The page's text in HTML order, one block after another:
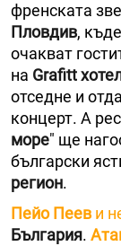
френската
Пловдив,
очакват
на Grafitt
отседне и
концерт. А
море" ще
български
регион.
Пейо Пеев и
България.